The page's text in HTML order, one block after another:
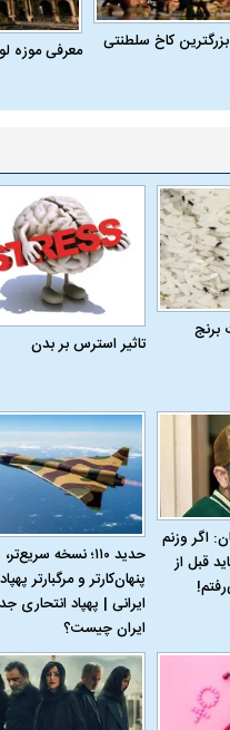
کاخ سلطنتی
معرفی موزه
برنج
تاثیر استرس بر بدن
اگر وزنم
قبل از
حدید ۱۱۰؛ نسخه سریع‌تر،
پنهان‌کارتر و مرگبارتر
ایرانی | پهپاد انتحاری
ایران چیست؟